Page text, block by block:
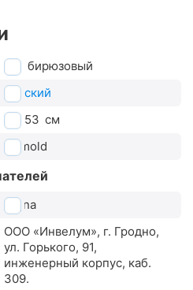
бирюзовый
детский
48-53 см
In-mold
Cigna
ООО «Инвелум», г. Гродно,
ул. Горького, 91,
инженерный корпус, каб.
309.